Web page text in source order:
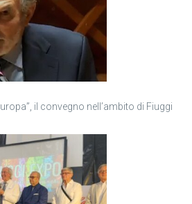
il convegno nell’ambito di Fiuggi